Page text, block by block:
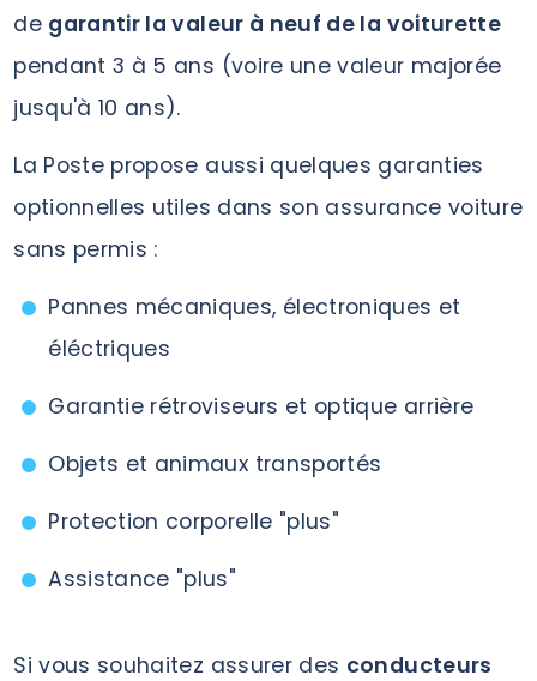
de garantir la valeur à neuf de la voiturette
pendant 3 à 5 ans (voire une valeur majorée
jusqu'à 10 ans).
La Poste propose aussi quelques garanties
optionnelles utiles dans son assurance voiture
sans permis :
Pannes mécaniques, électroniques et
éléctriques
Garantie rétroviseurs et optique arrière
Objets et animaux transportés
Protection corporelle "plus"
Assistance "plus"
Si vous souhaitez assurer des conducteurs